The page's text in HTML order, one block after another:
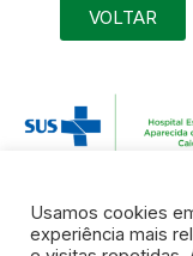
VOLTAR
Usamos cookies
experiência mais